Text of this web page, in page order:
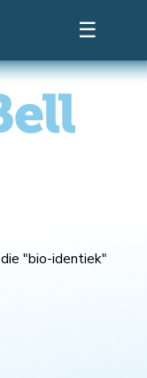
☰
"bio-identiek"